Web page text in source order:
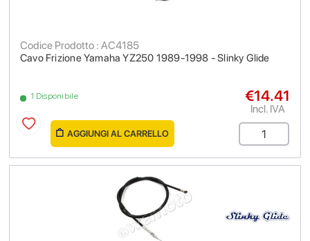
Cavo Frizione Yamaha YZ250 1989-1998 - Slinky Glide
Codice Prodotto : AC4185
1 Disponibile €14.41
Incl. IVA
AGGIUNGI AL CARRELLO